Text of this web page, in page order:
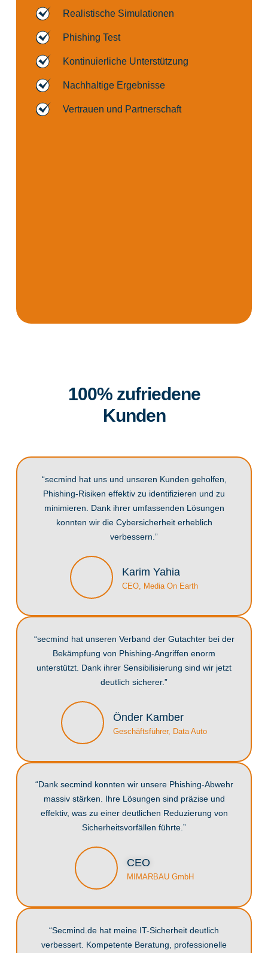
Realistische Simulationen
Phishing Test
Kontinuierliche Unterstützung
Nachhaltige Ergebnisse
Vertrauen und Partnerschaft
100% zufriedene
Kunden
“secmind hat uns und unseren Kunden geholfen,
Phishing-Risiken effektiv zu identifizieren und zu
minimieren. Dank ihrer umfassenden Lösungen
konnten wir die Cybersicherheit erheblich
verbessern.”
Karim Yahia
CEO, Media On Earth
“secmind hat unseren Verband der Gutachter bei der
Bekämpfung von Phishing-Angriffen enorm
unterstützt. Dank ihrer Sensibilisierung sind wir jetzt
deutlich sicherer.”
Önder Kamber
Geschäftsführer, Data Auto
“Dank secmind konnten wir unsere Phishing-Abwehr
massiv stärken. Ihre Lösungen sind präzise und
effektiv, was zu einer deutlichen Reduzierung von
Sicherheitsvorfällen führte.”
CEO
MIMARBAU GmbH
“Secmind.de hat meine IT-Sicherheit deutlich
verbessert. Kompetente Beratung, professionelle